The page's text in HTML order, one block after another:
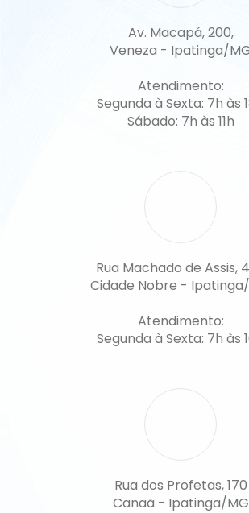
Av. Macapá, 200,
Veneza - Ipatinga/
Atendimento:
Segunda à Sexta: 7h às
Sábado: 7h às 11h
Rua Machado de Assis,
Cidade Nobre -
Atendimento:
Segunda à Sexta: 7h às
Rua dos Profetas, 170
Canaã - Ipatinga/MG